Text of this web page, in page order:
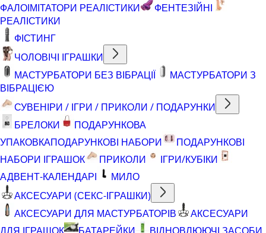
ФАЛОІМІТАТОРИ РЕАЛІСТИКИ
ФЕНТЕЗІЙНІ
РЕАЛІСТИКИ
ФІСТИНГ
ЧОЛОВІЧІ ІГРАШКИ
МАСТУРБАТОРИ БЕЗ ВІБРАЦІЇ
МАСТУРБАТОРИ З
ВІБРАЦІЄЮ
СУВЕНІРИ / ІГРИ / ПРИКОЛИ / ПОДАРУНКИ
БРЕЛОКИ
ПОДАРУНКОВА
УПАКОВКАПОДАРУНКОВІ НАБОРИ
ПОДАРУНКОВІ
НАБОРИ ІГРАШОК
ПРИКОЛИ
ІГРИ/КУБІКИ
АДВЕНТ-КАЛЕНДАРІ
МИЛО
АКСЕСУАРИ (СЕКС-ІГРАШКИ)
АКСЕСУАРИ ДЛЯ МАСТУРБАТОРІВ
АКСЕСУАРИ